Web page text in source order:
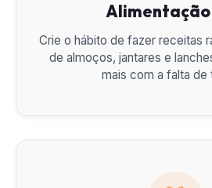
Crie o hábito de fazer receitas
de almoços, jantares e
mais com a falta de